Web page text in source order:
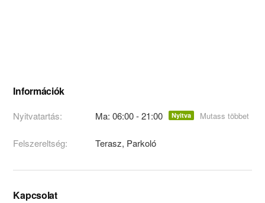
Információk
Nyitvatartás: Ma: 06:00 - 21:00 Nyitva Mutass többet
Felszereltség: Terasz, Parkoló
Kapcsolat